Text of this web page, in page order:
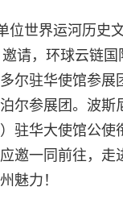
世界运河历史
请，环球云链国
尔驻华使馆参展
尔参展团。波斯
驻华大使馆公使
邀一同前往，走
魅力！